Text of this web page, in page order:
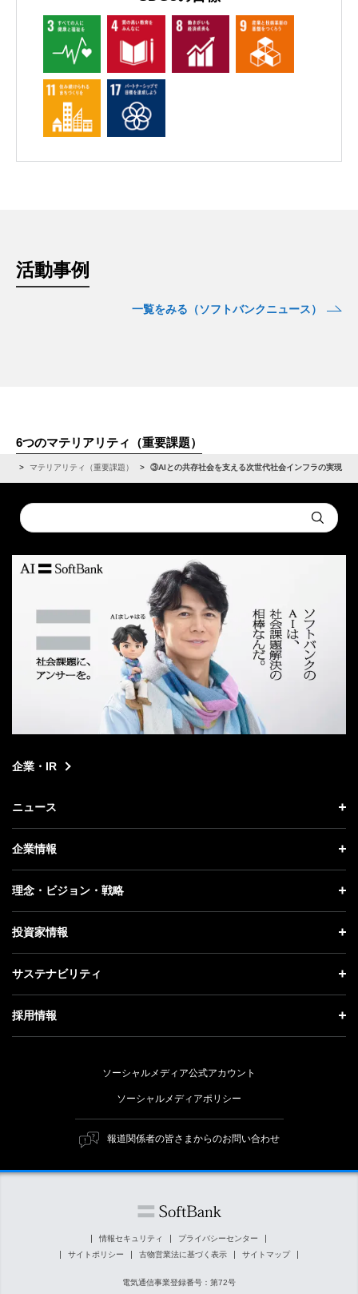
活動事例
一覧をみる（ソフトバンクニュース）
6つのマテリアリティ（重要課題）
マテリアリティ（重要課題） ③AIとの共存社会を支える次世代社会インフラの実現
Conduct
a
Submit
企業・IR
ニュース
ニュース トップ
プレスリリース
更新情報
記者説明会
企業情報
企業情報 トップ
社長メッセージ
事業紹介
ガバナンス
理念・ビジョン・戦略
理念・ビジョン・戦略 トップ
成長戦略「Activate AI for Society」
人材戦略
投資家情報
投資家情報 トップ
経営方針
個人投資家の皆さまへ
株式と社債について
サステナビリティ
サステナビリティ トップ
トップメッセージ
ESG方針・体制
マテリアリティ（重要課題）
ESGの主な取り組み
外部評価・イニシアチブ
採用情報
障がい者採用
ソーシャルメディア公式アカウント
ソーシャルメディアポリシー
報道関係者の皆さまからのお問い合わせ
情報セキュリティ
プライバシーセンター
サイトポリシー
古物営業法に基づく表示 サイトマップ
電気通信事業登録番号：第72号